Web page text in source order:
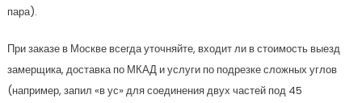
пара).
При заказе в Москве всегда уточняйте, входит ли в стоимость выезд
замерщика, доставка по МКАД и услуги по подрезке сложных углов
(например, запил «в ус» для соединения двух частей под 45